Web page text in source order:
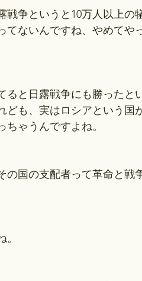
戦争というと10万人以上の
てないんですね、やめて
ると日露戦争にも勝ったと
ども、実はロシアという
ゃうんですよね。
の国の支配者って革命と戦